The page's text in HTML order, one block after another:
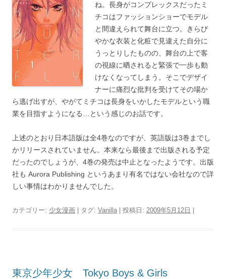
ね。長身がコンプレックスだったミ
チコはファッションショーでモデル
と間違えられて舞台に立つ。きらび
やかな衣装と化粧で見違えた自分に
うっとりしたものの、舞台の上で客
の視線に晒されると緊張で一歩も動
けなくなってしまう。そこでデザイ
ナーに痛烈な批判を受けてその場か
ら逃げ出すが、やがてミチコは長身をいかしたモデルという職
業を目指すようになる…という感じのお話です。
上述のとおり日本語版は全4巻なのですが、英語版は3巻までし
かリリースされていません。本来なら最後まで出版される予定
だったのでしょうが、4巻の発売は中止となったようです。出版
社も Aurora Publishing というあまり有名ではない会社なので詳
しい事情はわかりませんでした。
カテゴリー: 少女漫画 | タグ: Vanilla | 投稿日: 2009年5月12日
東京少年少女 Tokyo Boys & Girls